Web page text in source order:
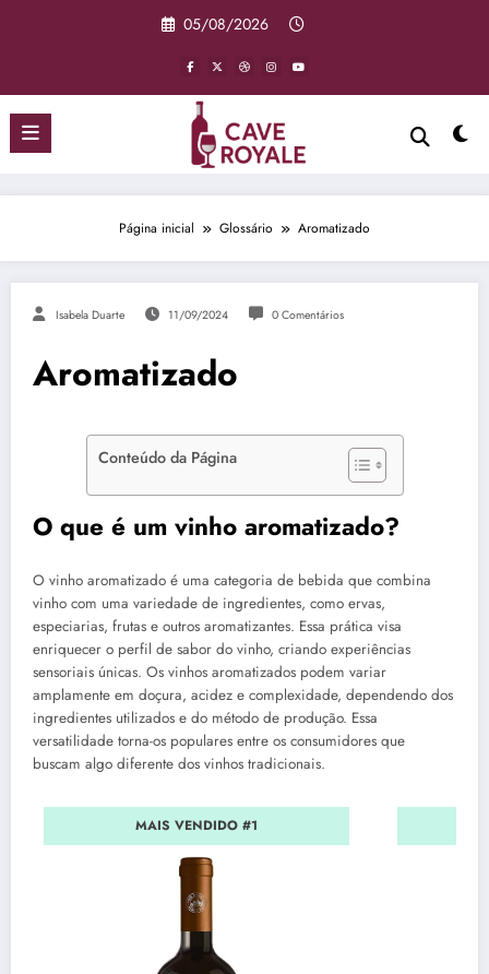
05/08/2026
Página inicial Glossário Aromatizado
Isabela Duarte 11/09/2024 0 Comentários
Aromatizado
Conteúdo da Página
O que é um vinho aromatizado?
O vinho aromatizado é uma categoria de bebida que combina
vinho com uma variedade de ingredientes, como ervas,
especiarias, frutas e outros aromatizantes. Essa prática visa
enriquecer o perfil de sabor do vinho, criando experiências
sensoriais únicas. Os vinhos aromatizados podem variar
amplamente em doçura, acidez e complexidade, dependendo dos
ingredientes utilizados e do método de produção. Essa
versatilidade torna-os populares entre os consumidores que
buscam algo diferente dos vinhos tradicionais.
MAIS VENDIDO #1